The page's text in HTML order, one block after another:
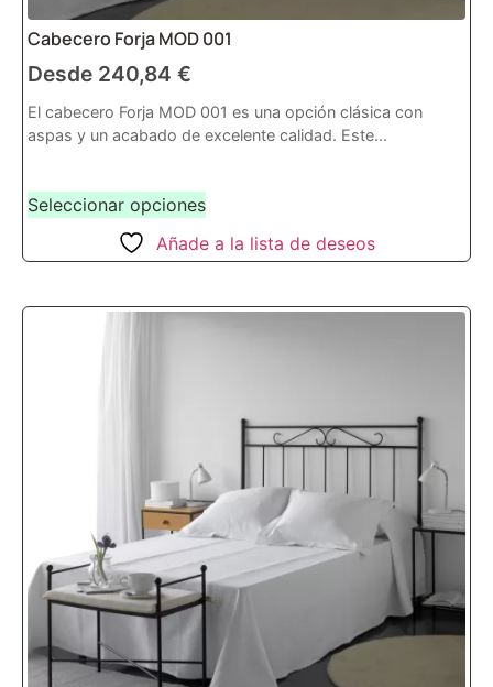
Cabecero Forja MOD 001
Desde 240,84 €
El cabecero Forja MOD 001 es una opción clásica con
aspas y un acabado de excelente calidad. Este...
Seleccionar opciones
Añade a la lista de deseos